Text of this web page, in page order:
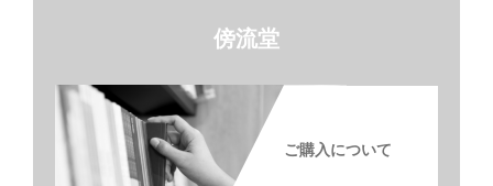
傍流堂
ご購入について